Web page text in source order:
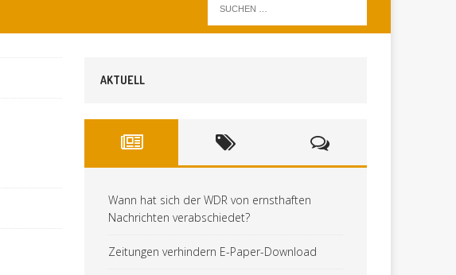
AKTUELL
Wann hat sich der WDR von ernsthaften
Nachrichten verabschiedet?
Zeitungen verhindern E-Paper-Download